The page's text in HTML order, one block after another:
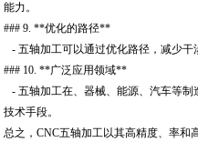
能力。
### 9. **优化的路径**
- 五轴加工可以通过优化路径，减少干
### 10. **广泛应用领域**
- 五轴加工在、器械、能源、汽车等
技术手段。
总之，CNC五轴加工以其高精度、率和